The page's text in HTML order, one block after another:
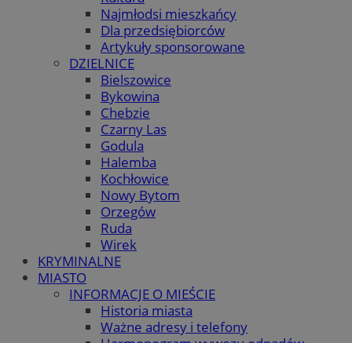
Najmłodsi mieszkańcy
Dla przedsiębiorców
Artykuły sponsorowane
DZIELNICE
Bielszowice
Bykowina
Chebzie
Czarny Las
Godula
Halemba
Kochłowice
Nowy Bytom
Orzegów
Ruda
Wirek
KRYMINALNE
MIASTO
INFORMACJE O MIEŚCIE
Historia miasta
Ważne adresy i telefony